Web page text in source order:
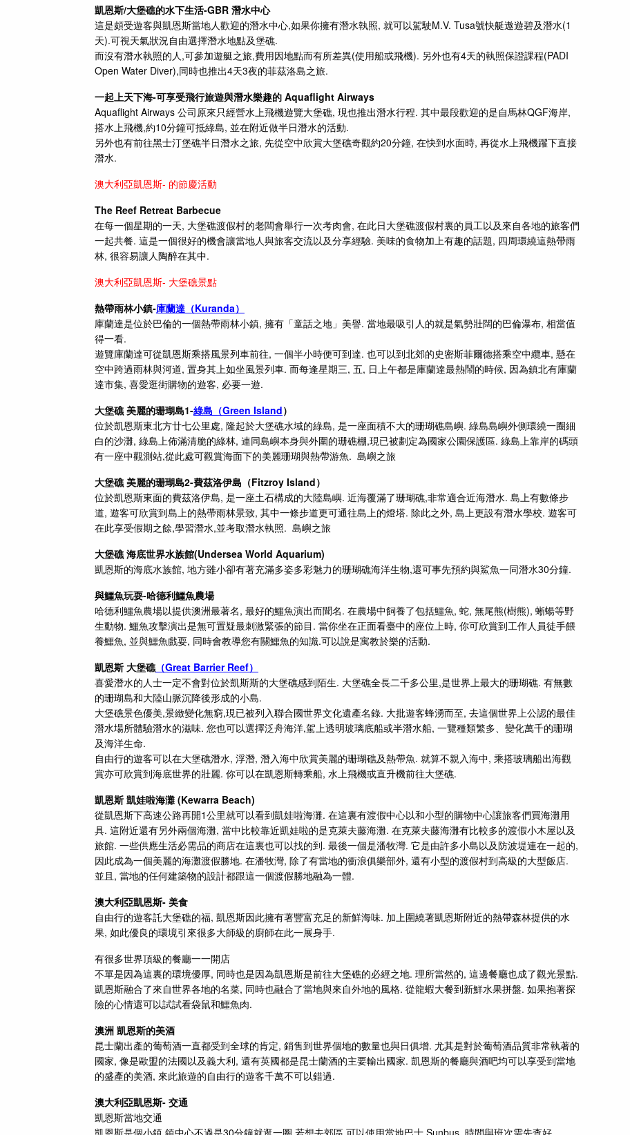
凱恩斯/大堡礁的水下生活-GBR 潛水中心
這是頗受遊客與凱恩斯當地人歡迎的潛水中心,如果你擁有潛水執照, 就可以駕駛M.V. Tusa號快艇遨遊碧及潛水(1
天).可視天氣狀況自由選擇潛水地點及堡礁.
而沒有潛水執照的人,可參加遊艇之旅,費用因地點而有所差異(使用船或飛機). 另外也有4天的執照保證課程(PADI
Open Water Diver),同時也推出4天3夜的菲茲洛島之旅.
一起上天下海-可享受飛行旅遊與潛水樂趣的 Aquaflight Airways
Aquaflight Airways 公司原來只經營水上飛機遊覽大堡礁, 現也推出潛水行程. 其中最段歡迎的是自馬林QGF海岸,
搭水上飛機,約10分鐘可抵綠島, 並在附近做半日潛水的活動.
另外也有前往黑士汀堡礁半日潛水之旅, 先從空中欣賞大堡礁奇觀約20分鐘, 在快到水面時, 再從水上飛機躍下直接
潛水.
澳大利亞凱恩斯- 的節慶活動
The Reef Retreat Barbecue
在每一個星期的一天, 大堡礁渡假村的老闆會舉行一次考肉會, 在此日大堡礁渡假村裏的員工以及來自各地的旅客們
一起共餐. 這是一個很好的機會讓當地人與旅客交流以及分享經驗. 美味的食物加上有趣的話題, 四周環繞這熱帶雨
林, 很容易讓人陶醉在其中.
澳大利亞凱恩斯- 大堡礁景點
熱帶雨林小鎮-庫蘭達（Kuranda）
庫蘭達是位於巴倫的一個熱帶雨林小鎮, 擁有「童話之地」美譽. 當地最吸引人的就是氣勢壯闊的巴倫瀑布, 相當值
得一看.
遊覽庫蘭達可從凱恩斯乘搭風景列車前往, 一個半小時便可到達. 也可以到北郊的史密斯菲爾德搭乘空中纜車, 懸在
空中跨過雨林與河道, 置身其上如坐風景列車. 而每逢星期三, 五, 日上午都是庫蘭達最熱鬧的時候, 因為鎮北有庫蘭
達市集, 喜愛逛街購物的遊客, 必要一遊.
大堡礁 美麗的珊瑚島1-綠島（Green Island）
位於凱恩斯東北方廿七公里處, 隆起於大堡礁水域的綠島, 是一座面積不大的珊瑚礁島嶼. 綠島島嶼外側環繞一圈細
白的沙灘, 綠島上佈滿清脆的綠林, 連同島嶼本身與外圍的珊礁棚,現已被劃定為國家公園保護區. 綠島上靠岸的碼頭
有一座中觀測站,從此處可觀賞海面下的美麗珊瑚與熱帶游魚. 島嶼之旅
大堡礁 美麗的珊瑚島2-費茲洛伊島（Fitzroy Island）
位於凱恩斯東面的費茲洛伊島, 是一座土石構成的大陸島嶼. 近海覆滿了珊瑚礁,非常適合近海潛水. 島上有數條步
道, 遊客可欣賞到島上的熱帶雨林景致, 其中一條步道更可通往島上的燈塔. 除此之外, 島上更設有潛水學校. 遊客可
在此享受假期之餘,學習潛水,並考取潛水執照. 島嶼之旅
大堡礁 海底世界水族館(Undersea World Aquarium)
凱恩斯的海底水族館, 地方雖小卻有著充滿多姿多彩魅力的珊瑚礁海洋生物,還可事先預約與鯊魚一同潛水30分鐘.
與鱷魚玩耍-哈德利鱷魚農場
哈德利鱷魚農場以提供澳洲最著名, 最好的鱷魚演出而聞名. 在農場中飼養了包括鱷魚, 蛇, 無尾熊(樹熊), 蜥蝪等野
生動物. 鱷魚攻擊演出是無可置疑最刺激緊張的節目. 當你坐在正面看臺中的座位上時, 你可欣賞到工作人員徒手餵
養鱷魚, 並與鱷魚戲耍, 同時會教導您有關鱷魚的知識.可以說是寓教於樂的活動.
凱恩斯 大堡礁 （Great Barrier Reef）
喜愛潛水的人士一定不會對位於凱斯斯的大堡礁感到陌生. 大堡礁全長二千多公里,是世界上最大的珊瑚礁. 有無數
的珊瑚島和大陸山脈沉降後形成的小島.
大堡礁景色優美,景緻變化無窮,現已被列入聯合國世界文化遺產名錄. 大批遊客蜂湧而至, 去這個世界上公認的最佳
潛水場所體驗潛水的滋味. 您也可以選擇泛舟海洋,駕上透明玻璃底船或半潛水船, 一覽種類繁多、變化萬千的珊瑚
及海洋生命.
自由行的遊客可以在大堡礁潛水, 浮潛, 潛入海中欣賞美麗的珊瑚礁及熱帶魚. 就算不親入海中, 乘搭玻璃船出海觀
賞亦可欣賞到海底世界的壯麗. 你可以在凱恩斯轉乘船, 水上飛機或直升機前往大堡礁.
凱恩斯 凱娃啦海灘 (Kewarra Beach)
從凱恩斯下高速公路再開1公里就可以看到凱娃啦海灘. 在這裏有渡假中心以和小型的購物中心讓旅客們買海灘用
具. 這附近還有另外兩個海灘, 當中比較靠近凱娃啦的是克萊夫藤海灘. 在克萊夫藤海灘有比較多的渡假小木屋以及
旅館. 一些供應生活必需品的商店在這裏也可以找的到. 最後一個是潘牧灣. 它是由許多小島以及防波堤連在一起的,
因此成為一個美麗的海灘渡假勝地. 在潘牧灣, 除了有當地的衝浪俱樂部外, 還有小型的渡假村到高級的大型飯店.
並且, 當地的任何建築物的設計都跟這一個渡假勝地融為一體.
澳大利亞凱恩斯- 美食
自由行的遊客託大堡礁的福, 凱恩斯因此擁有著豐富充足的新鮮海味. 加上圍繞著凱恩斯附近的熱帶森林提供的水
果, 如此優良的環境引來很多大師級的廚師在此一展身手.
有很多世界頂級的餐廳一一開店
不單是因為這裏的環境優厚, 同時也是因為凱恩斯是前往大堡礁的必經之地. 理所當然的, 這邊餐廳也成了觀光景點.
凱恩斯融合了來自世界各地的名菜, 同時也融合了當地與來自外地的風格. 從龍蝦大餐到新鮮水果拼盤. 如果抱著探
險的心情還可以試試看袋鼠和鱷魚肉.
澳洲 凱恩斯的美酒
昆士蘭出產的葡萄酒一直都受到全球的肯定, 銷售到世界個地的數量也與日俱增. 尤其是對於葡萄酒品質非常執著的
國家, 像是歐盟的法國以及義大利, 還有英國都是昆士蘭酒的主要輸出國家. 凱恩斯的餐廳與酒吧均可以享受到當地
的盛產的美酒, 來此旅遊的自由行的遊客千萬不可以錯過.
澳大利亞凱恩斯- 交通
凱恩斯當地交通
凱恩斯是個小鎮,鎮中心不過是30分鐘就逛一圈,若想去郊區,可以使用當地巴士 Sunbus ,時間與班次需先查好.